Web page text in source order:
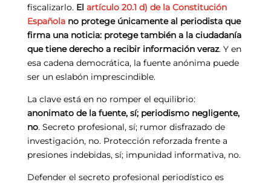
fiscalizarlo. El artículo 20.1 d) de la Constitución
Españolano protege únicamente al periodista que
firma una noticia: protege también a la ciudadanía
que tiene derecho a recibir información veraz. Y en
esa cadena democrática, la fuente anónima puede
ser un eslabón imprescindible.
La clave está en no romper el equilibrio:
anonimato de la fuente, sí; periodismo negligente,
no. Secreto profesional, sí; rumor disfrazado de
investigación, no. Protección reforzada frente a
presiones indebidas, sí; impunidad informativa, no.
Defender el secreto profesional periodístico es